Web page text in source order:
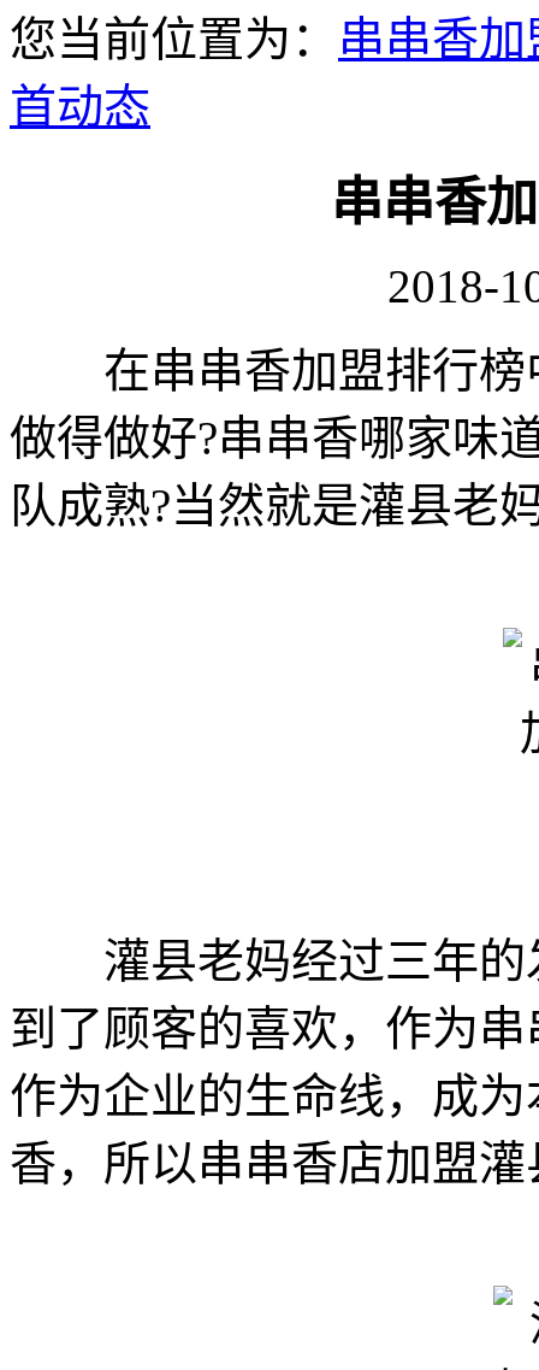
您当前位置为： 串串香加
首动态
串串香
2018-
在串串香加盟排行榜
做得做好?串串香哪家味
队成熟?当然就是灌县老
灌县老妈经过三年的
到了顾客的喜欢，作为
作为企业的生命线，成
香，所以串串香店加盟